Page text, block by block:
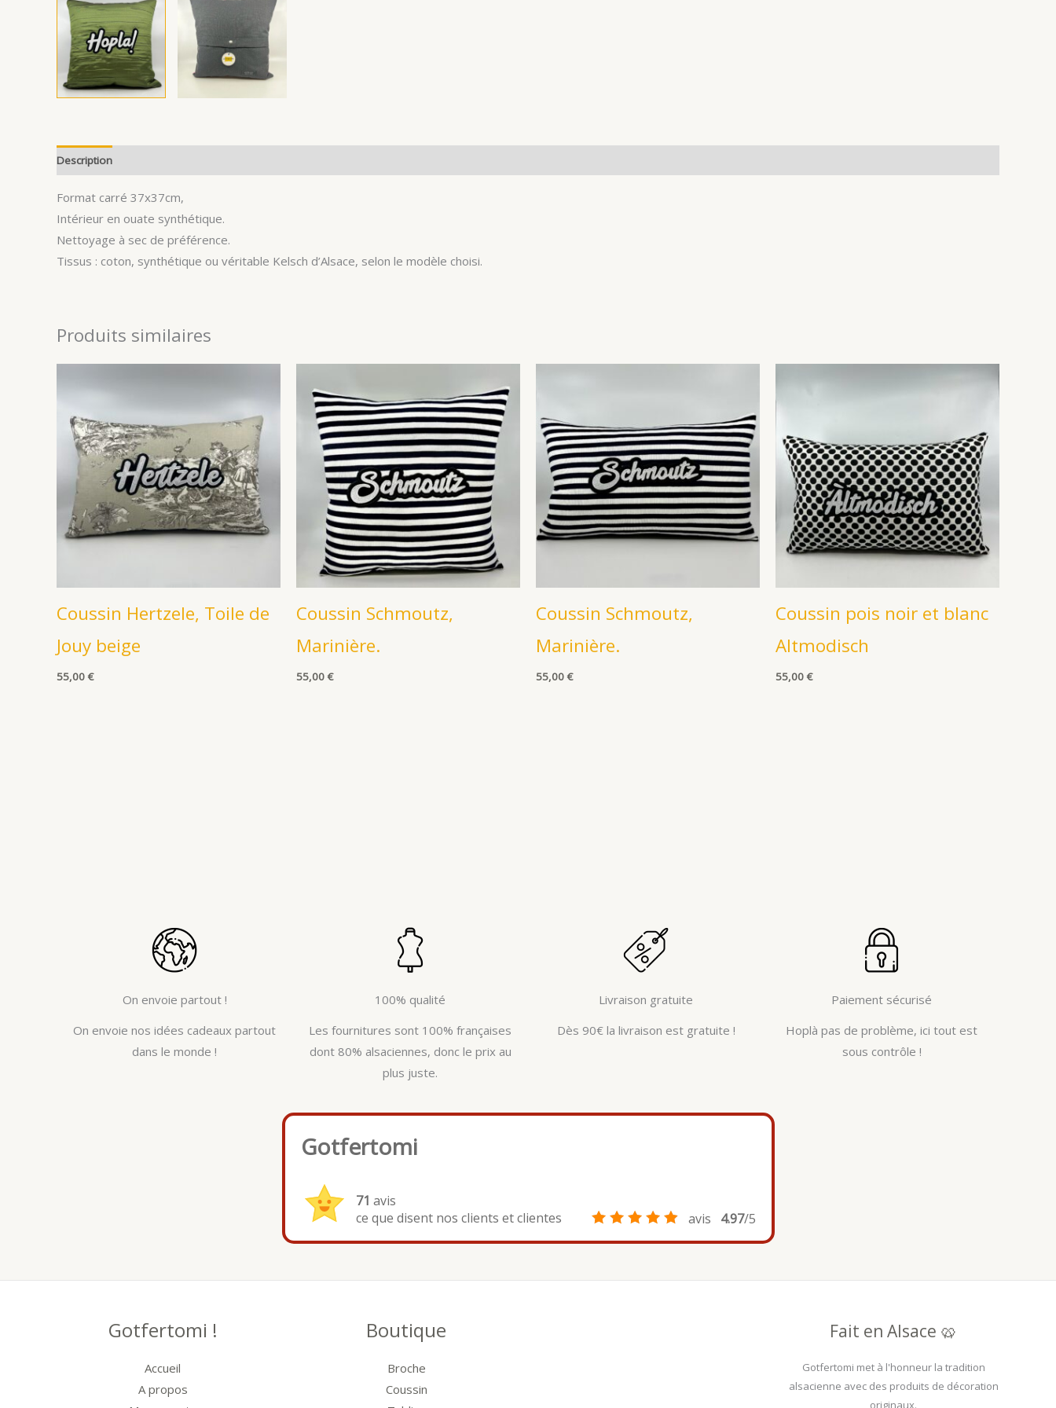
Description
Format carré 37x37cm,
Intérieur en ouate synthétique.
Nettoyage à sec de préférence.
Tissus : coton, synthétique ou véritable Kelsch d’Alsace, selon le modèle choisi.
Produits similaires
Coussin Hertzele, Toile de
Jouy beige
55,00 €
Coussin Schmoutz,
Marinière.
55,00 €
Coussin Schmoutz,
Marinière.
55,00 €
Coussin pois noir et blanc
Altmodisch
55,00 €
On envoie partout !
On envoie nos idées cadeaux partout
dans le monde !
100% qualité
Les fournitures sont 100% françaises
dont 80% alsaciennes, donc le prix au
plus juste.
Livraison gratuite
Dès 90€ la livraison est gratuite !
Paiement sécurisé
Hoplà pas de problème, ici tout est
sous contrôle !
Gotfertomi
71 avis
ce que disent nos clients et clientes
avis 4.97/5
Gotfertomi !
Accueil
A propos
Boutique
Broche
Coussin
Fait en Alsace 🥨
Gotfertomi met à l'honneur la tradition
alsacienne avec des produits de décoration
originaux.